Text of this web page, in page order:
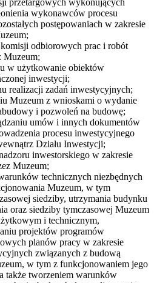
przetargowych wykonujących
wykonawców procesu
postępowaniach w zakresie
odbiorowych prac i robót
Muzeum;
w użytkowanie obiektów
inwestycji;
realizacji zadań inwestycyjnych;
Muzeum z wnioskami o wydanie
i pozwoleń na budowę;
umów i innych dokumentów
procesu inwestycyjnego
Działu Inwestycji;
inwestorskiego w zakresie
Muzeum;
technicznych niezbędnych
Muzeum, w tym
siedziby, utrzymania budynku
oraz siedziby tymczasowej Muzeum
i technicznym,
projektów programów
planów pracy w zakresie
związanych z budową
w tym z funkcjonowaniem jego
także tworzeniem warunków